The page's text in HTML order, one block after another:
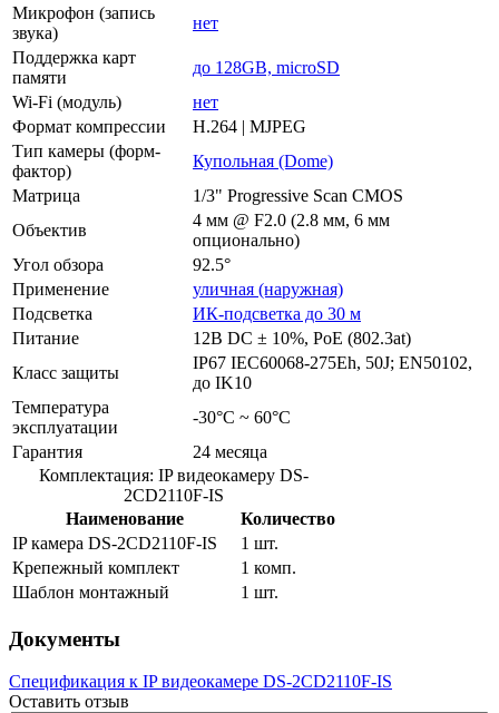
Микрофон (запись
звука)
нет
Поддержка карт
памяти
до 128GB, microSD
Wi-Fi (модуль)
нет
Формат компрессии
H.264 | MJPEG
Тип камеры (форм-
фактор)
Купольная (Dome)
Матрица
1/3" Progressive Scan CMOS
Объектив
4 мм @ F2.0 (2.8 мм, 6 мм
опционально)
Угол обзора
92.5°
Применение
уличная (наружная)
Подсветка
ИК-подсветка до 30 м
Питание
12В DC ± 10%, РоЕ (802.3at)
Класс защиты
IP67 IEC60068-275Eh, 50J; EN50102,
до IK10
Температура
эксплуатации
-30°C ~ 60°C
Гарантия
24 месяца
Комплектация: IP видеокамеру DS-
2CD2110F-IS
Наименование
Количество
IP камера DS-2CD2110F-IS
1 шт.
Крепежный комплект
1 комп.
Шаблон монтажный
1 шт.
Документы
Спецификация к IP видеокамере DS-2CD2110F-IS
Оставить отзыв